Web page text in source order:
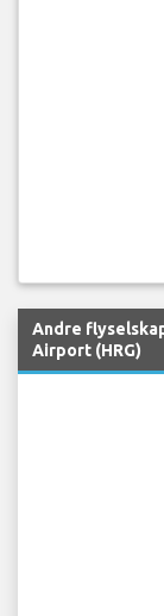
Andre
Airport (HRG)